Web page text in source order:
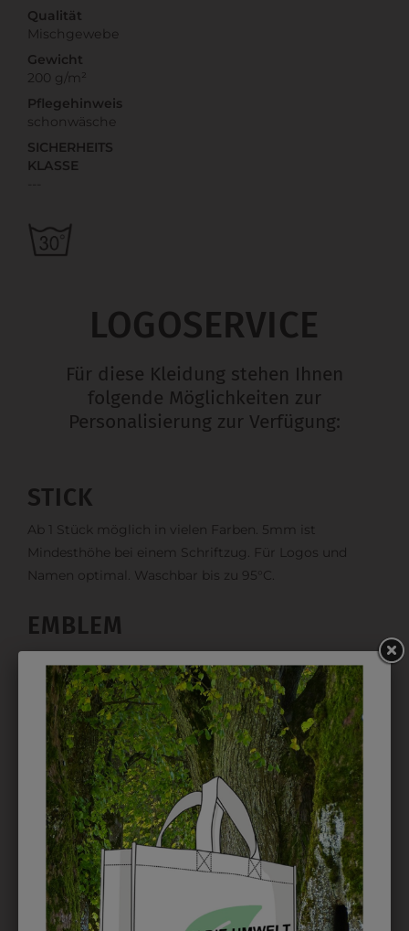
Qualität
Mischgewebe
Gewicht
200 g/m²
Pflegehinweis
schonwäsche
SICHERHEITS
KLASSE
LOGOSERVICE
Für diese Kleidung stehen Ihnen
folgende Möglichkeiten zur
Personalisierung zur Verfügung:
STICK
Ab 1 Stück möglich in vielen Farben. 5mm ist
Mindesthöhe bei einem Schriftzug. Für Logos und
Namen optimal. Waschbar bis zu 95°C.
EMBLEM
einsetzbar und beim Sticken wieder ab 1 Stück
möglich.
DRUCK
Perfekt für große Logos und für kleine Details, jedoch
kostet jede Farbe extra und ist erst ab 12 Stück
möglich. Waschbar bis zu 60°C.